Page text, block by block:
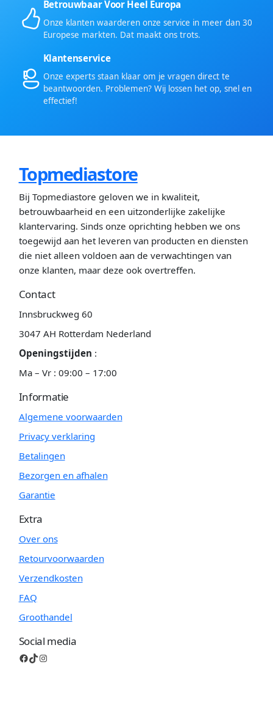
Betrouwbaar Voor Heel Europa
Onze klanten waarderen onze service in meer dan 30
Europese markten. Dat maakt ons trots.
Klantenservice
Onze experts staan klaar om je vragen direct te
beantwoorden. Problemen? Wij lossen het op, snel en
effectief!
Topmediastore
Bij Topmediastore geloven we in kwaliteit,
betrouwbaarheid en een uitzonderlijke zakelijke
klantervaring. Sinds onze oprichting hebben we ons
toegewijd aan het leveren van producten en diensten
die niet alleen voldoen aan de verwachtingen van
onze klanten, maar deze ook overtreffen.
Contact
Innsbruckweg 60
3047 AH Rotterdam Nederland
Openingstijden :
Ma – Vr : 09:00 – 17:00
Informatie
Algemene voorwaarden
Privacy verklaring
Betalingen
Bezorgen en afhalen
Garantie
Extra
Over ons
Retourvoorwaarden
Verzendkosten
FAQ
Groothandel
Social media
Facebook TikTok Instagram